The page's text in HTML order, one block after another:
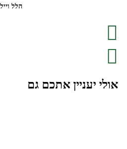
הלל
אולי יעניין אתכם גם